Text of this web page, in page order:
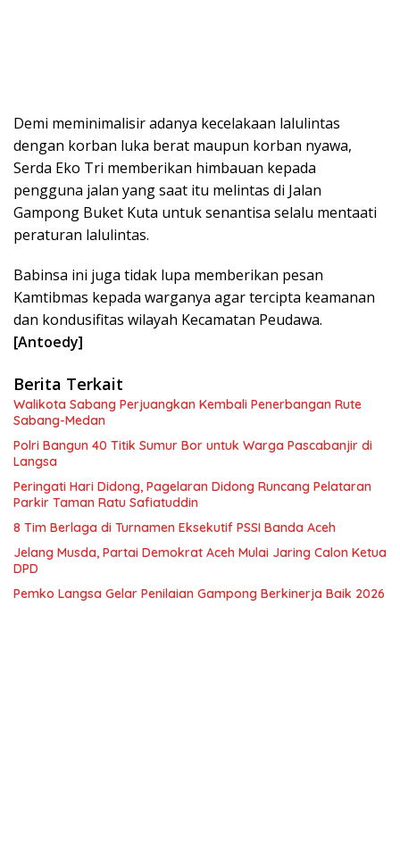
Demi meminimalisir adanya kecelakaan lalulintas
dengan korban luka berat maupun korban nyawa,
Serda Eko Tri memberikan himbauan kepada
pengguna jalan yang saat itu melintas di Jalan
Gampong Buket Kuta untuk senantisa selalu mentaati
peraturan lalulintas.
Babinsa ini juga tidak lupa memberikan pesan
Kamtibmas kepada warganya agar tercipta keamanan
dan kondusifitas wilayah Kecamatan Peudawa.
[Antoedy]
Berita Terkait
Walikota Sabang Perjuangkan Kembali Penerbangan Rute
Sabang-Medan
Polri Bangun 40 Titik Sumur Bor untuk Warga Pascabanjir di
Langsa
Peringati Hari Didong, Pagelaran Didong Runcang Pelataran
Parkir Taman Ratu Safiatuddin
8 Tim Berlaga di Turnamen Eksekutif PSSI Banda Aceh
Jelang Musda, Partai Demokrat Aceh Mulai Jaring Calon Ketua
DPD
Pemko Langsa Gelar Penilaian Gampong Berkinerja Baik 2026